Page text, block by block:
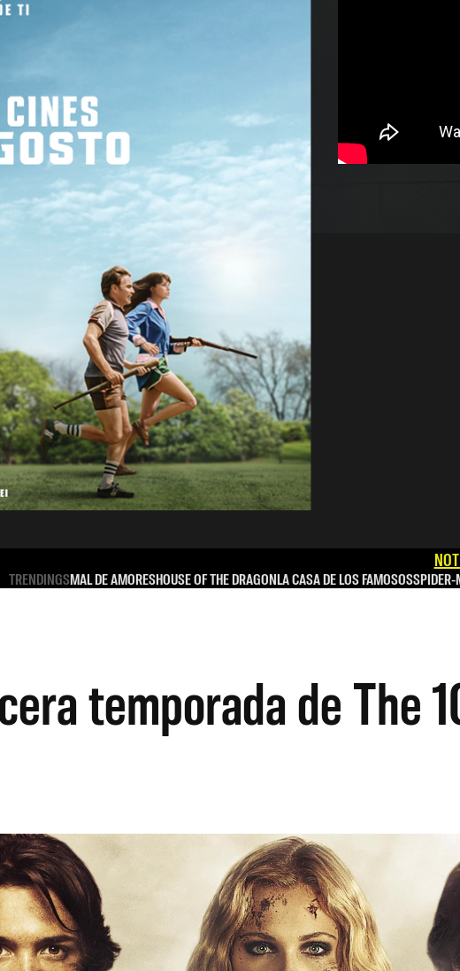
TRENDINGSMAL DE AMORESHOUSE OF THE DRAGONLA CASA DE LOS FAMOSOSSPIDER-
temporada de The